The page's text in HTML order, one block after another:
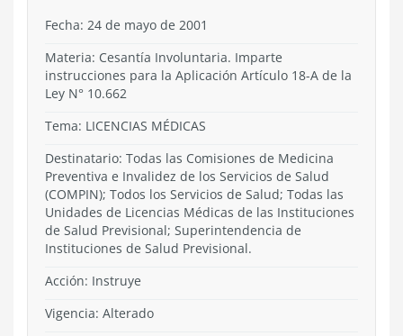
Fecha: 24 de mayo de 2001
Materia: Cesantía Involuntaria. Imparte
instrucciones para la Aplicación Artículo 18-A de la
Ley N° 10.662
Tema: LICENCIAS MÉDICAS
Destinatario: Todas las Comisiones de Medicina
Preventiva e Invalidez de los Servicios de Salud
(COMPIN); Todos los Servicios de Salud; Todas las
Unidades de Licencias Médicas de las Instituciones
de Salud Previsional; Superintendencia de
Instituciones de Salud Previsional.
Acción: Instruye
Vigencia: Alterado